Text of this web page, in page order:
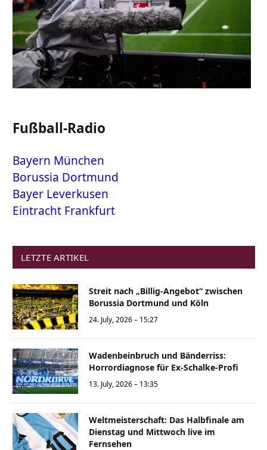
Fußball-Radio
Bayern München
Borussia Dortmund
Bayer Leverkusen
Eintracht Frankfurt
LETZTE ARTIKEL
Streit nach „Billig-Angebot“ zwischen
Borussia Dortmund und Köln
24. July, 2026 – 15:27
Wadenbeinbruch und Bänderriss:
Horrordiagnose für Ex-Schalke-Profi
13. July, 2026 – 13:35
Weltmeisterschaft: Das Halbfinale am
Dienstag und Mittwoch live im
Fernsehen